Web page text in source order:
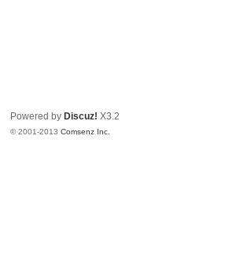
Powered by Discuz! X3.2
© 2001-2013Comsenz Inc.